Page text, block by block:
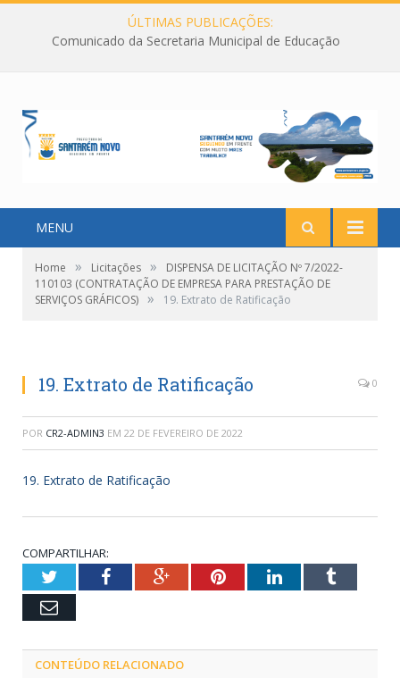
ÚLTIMAS PUBLICAÇÕES:
Comunicado da Secretaria Municipal de Educação
MENU
Home » Licitações »
DISPENSA DE LICITAÇÃO Nº 7/2022-
110103 (CONTRATAÇÃO DE EMPRESA PARA PRESTAÇÃO DE
SERVIÇOS GRÁFICOS) » 19. Extrato de Ratificação
19. Extrato de Ratificação 0
POR CR2-ADMIN3 EM 22 DE FEVEREIRO DE 2022
19. Extrato de Ratificação
COMPARTILHAR:
TwitterFacebookGoogle+PinterestLinkedInTumblr
Email
CONTEÚDO RELACIONADO